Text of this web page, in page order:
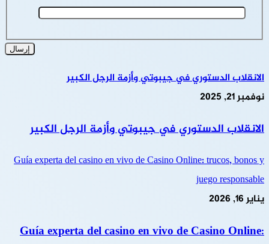
الانقلاب الدستوري في جيبوتي وأزمة الرجل الكبير
نوفمبر 21, 2025
الانقلاب الدستوري في جيبوتي وأزمة الرجل الكبير
Guía experta del casino en vivo de Casino Online: trucos, bonos y
juego responsable
يناير 16, 2026
Guía experta del casino en vivo de Casino Online: